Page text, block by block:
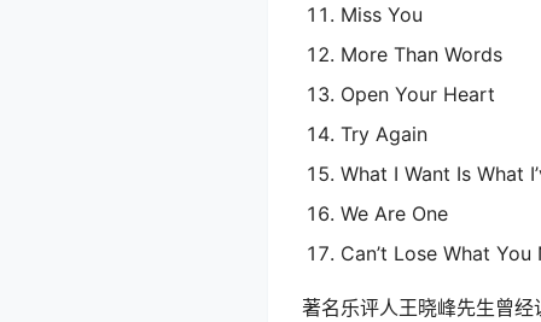
Miss You
More Than Words
Open Your Heart
Try Again
What I Want Is What
We Are One
Can’t Lose What
著名乐评人王晓峰先生曾